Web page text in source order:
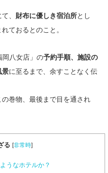
、 財布に優しき宿泊所とし
ておるとのこと。
岡八女店」の予約手順、施設の
景に至るまで、余すことなく伝
巻物、最後まで目を通され
る [非常時]
うなホテルか？